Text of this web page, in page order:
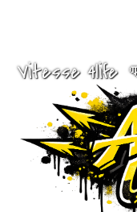
Vitesse 4life